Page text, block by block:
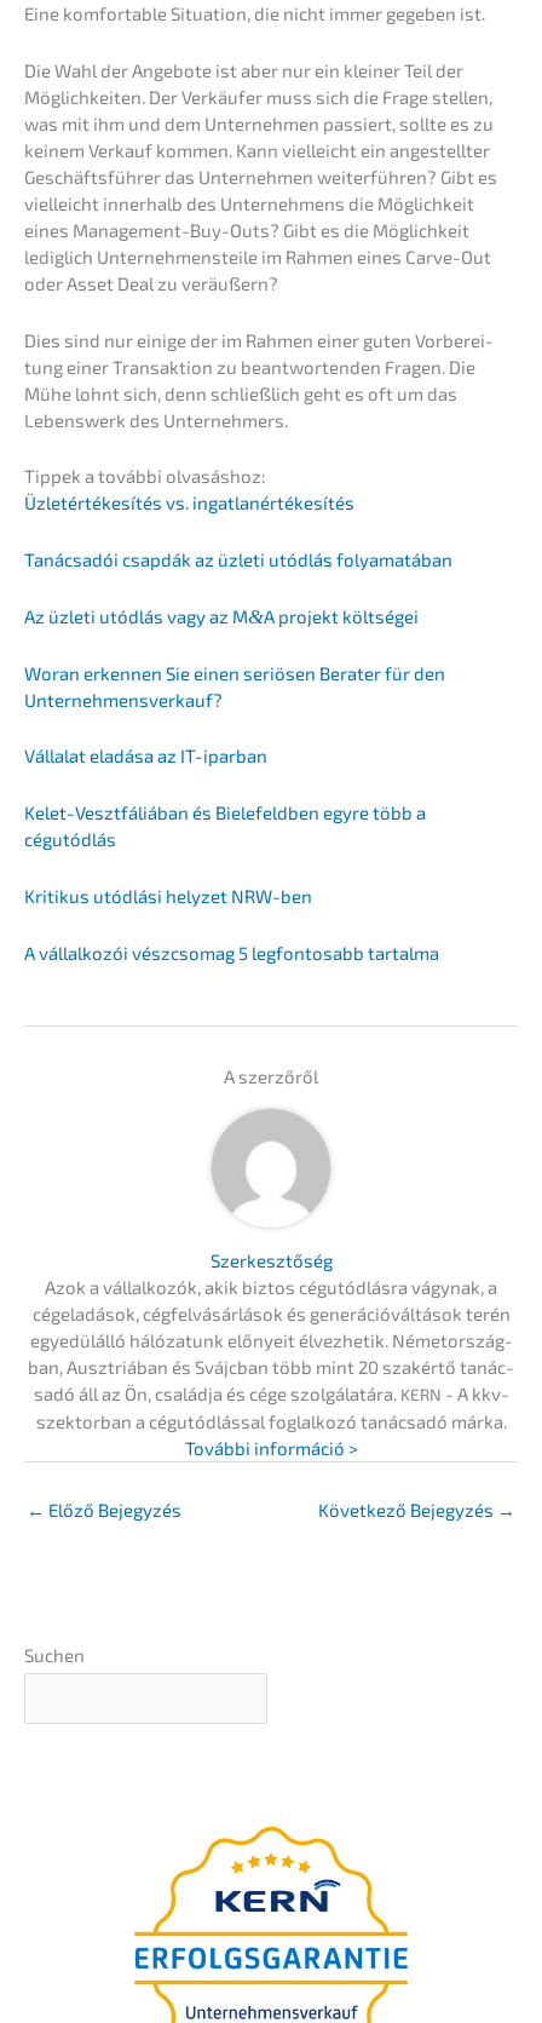
Eine komfor­ta­ble Situa­ti­on, die nicht immer gegeben ist.
Die Wahl der Angebo­te ist aber nur ein kleiner Teil der
Möglich­kei­ten. Der Verkäu­fer muss sich die Frage stellen,
was mit ihm und dem Unter­neh­men passiert, sollte es zu
keinem Verkauf kommen. Kann vielleicht ein angestell­ter
Geschäfts­füh­rer das Unter­neh­men weiter­füh­ren? Gibt es
vielleicht inner­halb des Unter­neh­mens die Möglich­keit
eines Manage­ment-Buy-Outs? Gibt es die Möglich­keit
ledig­lich Unter­neh­mens­tei­le im Rahmen eines Carve-Out
oder Asset Deal zu veräußern?
Dies sind nur einige der im Rahmen einer guten Vorbe­rei­
tung einer Trans­ak­ti­on zu beant­wor­ten­den Fragen. Die
Mühe lohnt sich, denn schließ­lich geht es oft um das
Lebens­werk des Unternehmers.
Tippek a továb­bi olvasáshoz:
Üzletérté­ke­sí­tés vs. ingatlanértékesítés
Tanác­sa­dói csapdák az üzleti utódlás folyamatában
Az üzleti utódlás vagy az M&A projekt költségei
Woran erken­nen Sie einen seriö­sen Berater für den
Unternehmensverkauf?
Válla­lat eladá­sa az IT-iparban
Kelet-Veszt­fá­liá­ban és Biele­feld­ben egyre több a
cégutódlás
Kriti­kus utódlá­si helyzet NRW-ben
A vállal­ko­zói vészc­so­mag 5 legfon­tosabb tartalma
A szerzőről
Szerkesz­tő­ség
Azok a vállal­ko­zók, akik biztos cégutód­lás­ra vágynak, a
cégela­dá­sok, cégfel­vá­sár­lá­sok és generá­ció­vál­tá­sok terén
egyedülál­ló hálóza­tunk előny­eit élvez­he­tik. Németor­szág­
ban, Ausztriá­ban és Svájc­ban több mint 20 szakértő tanác­
sa­dó áll az Ön, család­ja és cége szolgá­la­tá­ra. KERN - A kkv-
szektor­ban a cégutód­lás­sal foglal­ko­zó tanác­sa­dó márka.
Továb­bi információ >
← Előző Bejegyzés Követ­ke­ző Bejegy­zés →
Suchen
végső útmuta­tó
vállala­tá­nak utódlásához